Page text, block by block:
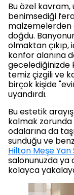
Bu özel kavram,
benimsediği
malzemelerden
doğdu.
olmaktan
konfor alanına
gecelediğinizde
temiz çizgili ve
birçok kişide
uyandırdı.
Bu estetik
kalmak zorunda
odalarına da
sunduğu ve
Hilton Meşe Yan
salonunuzda ya
kolayca